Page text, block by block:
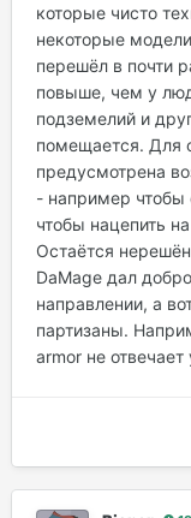
которые чисто
некоторые
перешёл в почти
повыше, чем у
подземелий и
помещается. Для
предусмотрена
- например чтобы
чтобы нацепить
Остаётся
DaMage дал
направлении, а
партизаны.
armor не отвечает